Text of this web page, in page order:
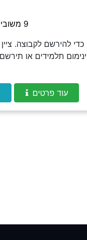
9 משובים
להירשם לקבוצה.
תלמידים או
עוד פרטים